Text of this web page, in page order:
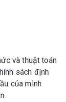
và thuật toán
sách định
của mình